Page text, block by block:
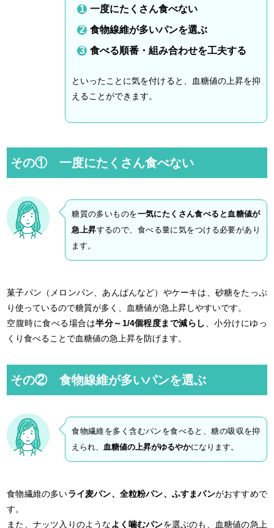
一度にたくさん食べない
食物線維が多いパンを選ぶ
食べる順番・組み合わせを工夫する
といったことに気を付けると、血糖値の上昇を抑
えることができます。
その① 一度にたくさん食べない
糖質の多いものを一気にたくさん食べると血糖値が
急上昇するので、食べる量に気をつける必要があり
ます。
菓子パン（メロンパン、あんぱんなど）やケーキは、砂糖をたっぷ
り使っているので糖質が多く、血糖値が急上昇しやすいです。
空腹時に食べる場合は半分～1/4個程度まで減らし、小分けにゆっ
くり食べることで血糖値の急上昇を防げます。
その② 食物線維が多いパンを選ぶ
食物繊維を多く含むパンを食べると、糖の吸収を抑
えられ、血糖値の上昇がゆるやかになります。
食物繊維の多いライ麦パン、全粒粉パン、ふすまパンがおすすめで
す。
また、ナッツ入りのようなよく噛むパンを選ぶのも、血糖値の急上